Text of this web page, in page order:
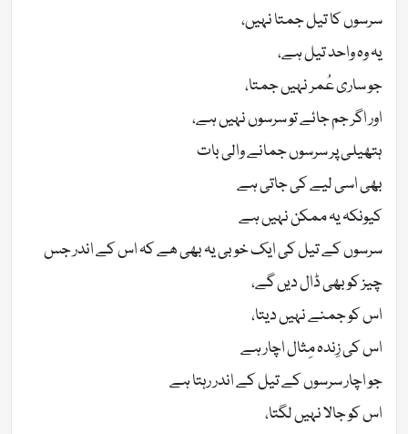
سرسوں کا تیل جمتا نہیں،
یہ وہ واحد تیل ہے،
جو ساری عُمر نہیں جمتا،
اور اگر جم جائے تو سرسوں نہیں ہے،
ہتھیلی پر سرسوں جمانے والی بات
بھی اسی لیے کی جاتی ہے
کیونکہ یہ ممکن نہیں ہے
سرسوں کے تیل کی ایک خوبی یہ بھی ھے کہ اس کے اندر جس
چیز کو بھی ڈال دیں گے،
اس کو جمنے نہیں دیتا،
اس کی زِندہ مِثال اچار ہے
جو اچار سرسوں کے تیل کے اندر رہتا ہے
اس کو جالا نہیں لگتا،